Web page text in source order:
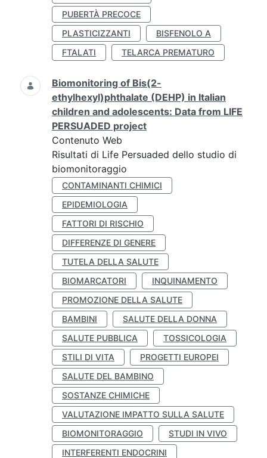
PUBERTÀ PRECOCE
PLASTICIZZANTI
BISFENOLO A
FTALATI
TELARCA PREMATURO
Biomonitoring of Bis(2-
ethylhexyl)phthalate (DEHP) in Italian
children and adolescents: Data from LIFE
PERSUADED project
Contenuto Web
Risultati di Life Persuaded dello studio di
biomonitoraggio
CONTAMINANTI CHIMICI
EPIDEMIOLOGIA
FATTORI DI RISCHIO
DIFFERENZE DI GENERE
TUTELA DELLA SALUTE
BIOMARCATORI
INQUINAMENTO
PROMOZIONE DELLA SALUTE
BAMBINI
SALUTE DELLA DONNA
SALUTE PUBBLICA
TOSSICOLOGIA
STILI DI VITA
PROGETTI EUROPEI
SALUTE DEL BAMBINO
SOSTANZE CHIMICHE
VALUTAZIONE IMPATTO SULLA SALUTE
BIOMONITORAGGIO
STUDI IN VIVO
INTERFERENTI ENDOCRINI